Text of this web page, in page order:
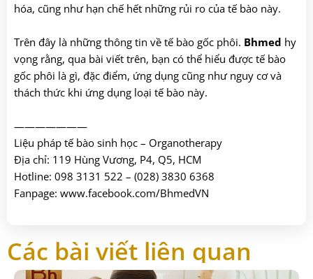
hóa, cũng như hạn chế hết những rủi ro của tế bào này.
Trên đây là những thông tin về tế bào gốc phôi. Bhmed hy
vọng rằng, qua bài viết trên, bạn có thể hiểu được tế bào
gốc phôi là gì, đặc điểm, ứng dụng cũng như nguy cơ và
thách thức khi ứng dụng loại tế bào này.
———————
Liệu pháp tế bào sinh học – Organotherapy
Địa chỉ: 119 Hùng Vương, P4, Q5, HCM
Hotline: 098 3131 522 – (028) 3830 6368
Fanpage: www.facebook.com/BhmedVN
Các bài viết liên quan